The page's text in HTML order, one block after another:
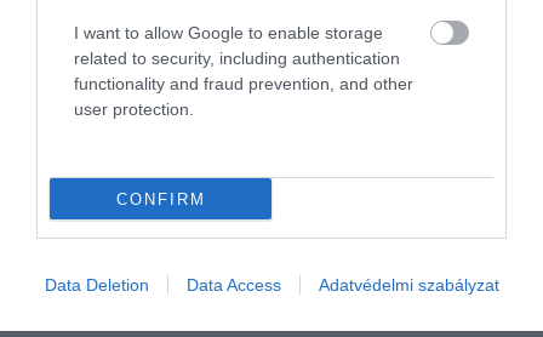
I want to allow Google to enable storage
related to security, including authentication
functionality and fraud prevention, and other
user protection.
CONFIRM
Data Deletion Data Access Adatvédelmi szabályzat